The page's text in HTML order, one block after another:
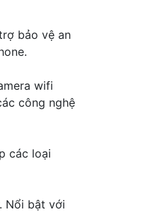
bảo vệ an
wifi
công nghệ
các loại
Nổi bật với